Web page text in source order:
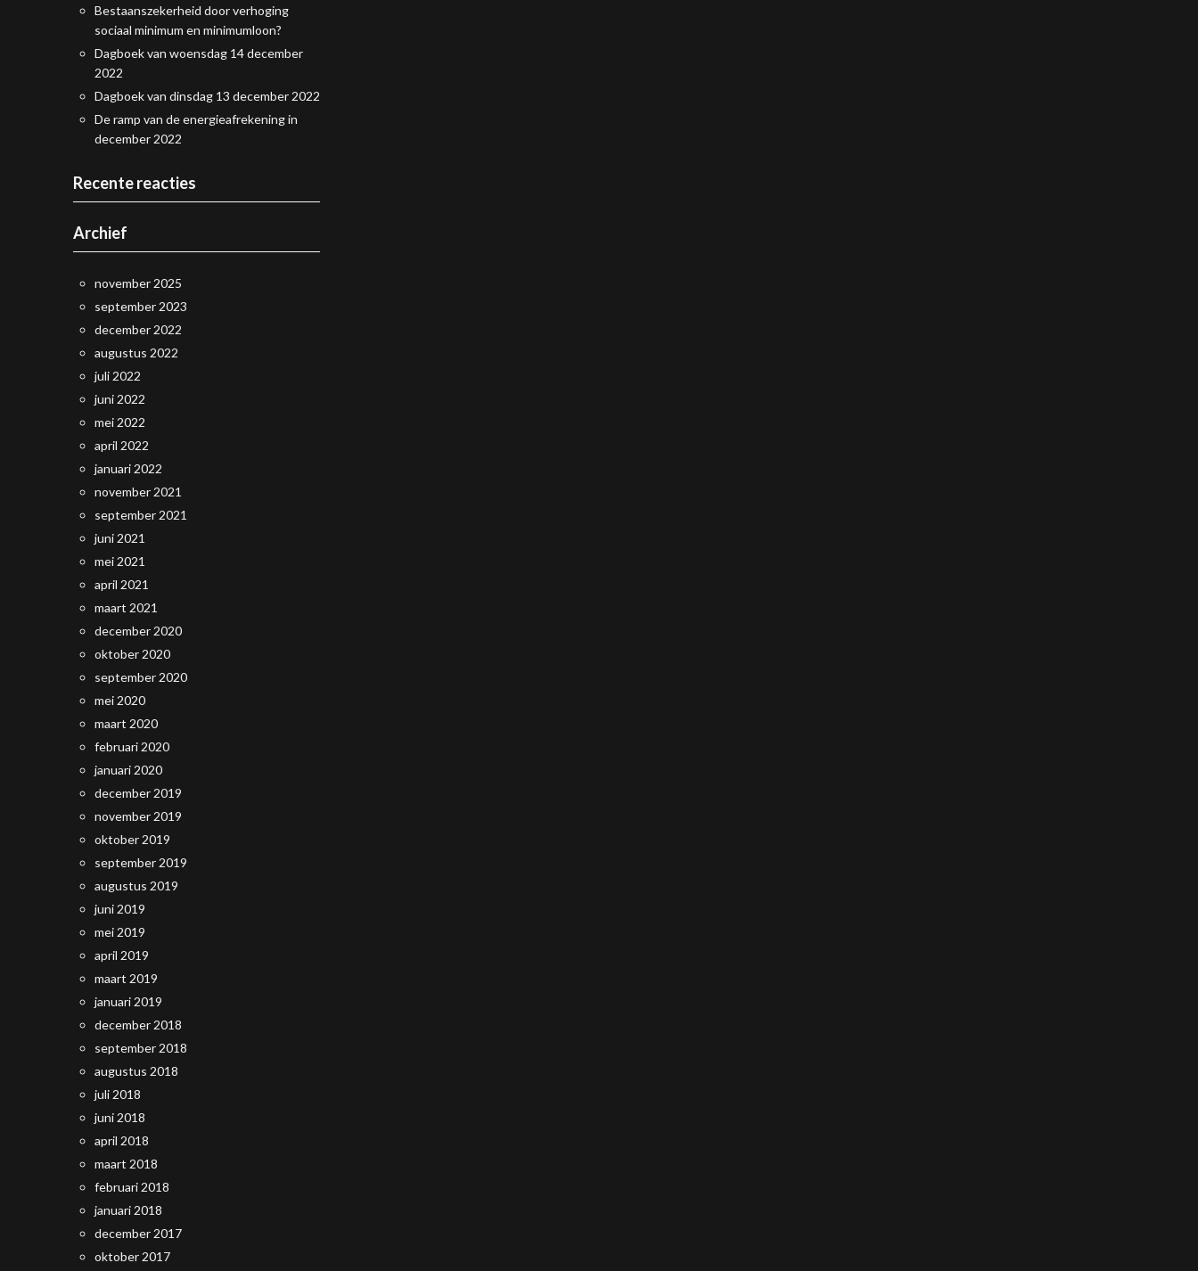
Bestaanszekerheid door verhoging
sociaal minimum en minimumloon?
Dagboek van woensdag 14 december
2022
Dagboek van dinsdag 13 december 2022
De ramp van de energieafrekening in
december 2022
Recente reacties
Archief
november 2025
september 2023
december 2022
augustus 2022
juli 2022
juni 2022
mei 2022
april 2022
januari 2022
november 2021
september 2021
juni 2021
mei 2021
april 2021
maart 2021
december 2020
oktober 2020
september 2020
mei 2020
maart 2020
februari 2020
januari 2020
december 2019
november 2019
oktober 2019
september 2019
augustus 2019
juni 2019
mei 2019
april 2019
maart 2019
januari 2019
december 2018
september 2018
augustus 2018
juli 2018
juni 2018
april 2018
maart 2018
februari 2018
januari 2018
december 2017
oktober 2017